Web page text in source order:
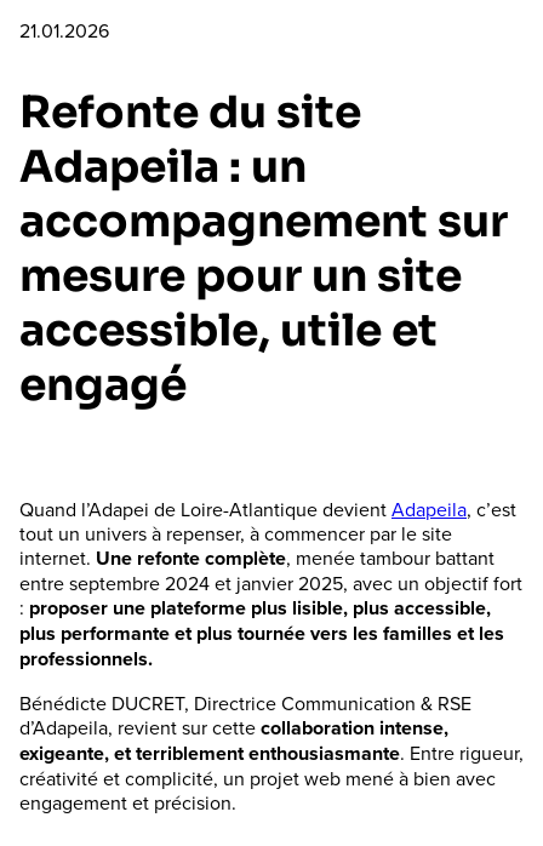
21.01.2026
Refonte du site
Adapeila : un
accompagnement sur
mesure pour un site
accessible, utile et
engagé
Quand l’Adapei de Loire-Atlantique devientAdapeila, c’est
tout un univers à repenser, à commencer par le site
internet. Une refonte complète, menée tambour battant
entre septembre 2024 et janvier 2025, avec un objectif fort
: proposer une plateforme plus lisible, plus accessible,
plus performante et plus tournée vers les familles et les
professionnels.
Bénédicte DUCRET, Directrice Communication & RSE
d’Adapeila, revient sur cettecollaboration intense,
exigeante, et terriblement enthousiasmante. Entre rigueur,
créativité et complicité, un projet web mené à bien avec
engagement et précision.